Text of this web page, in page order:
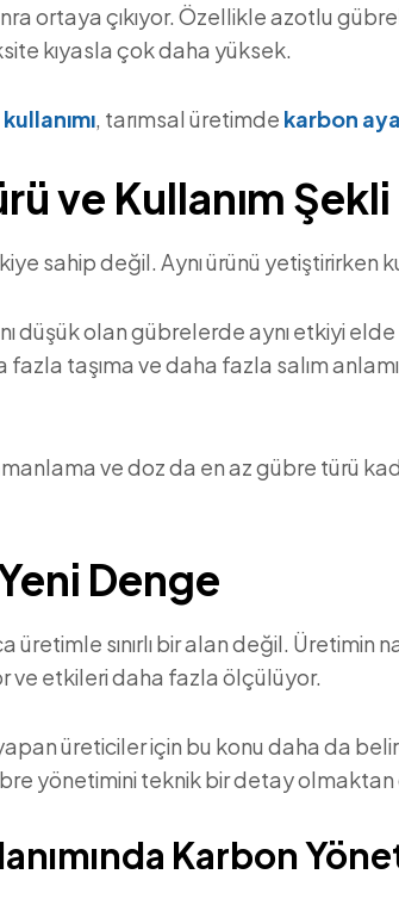
ortaya çıkıyor. Özellikle azotlu
kıyasla çok daha yüksek.
, tarımsal üretimde karbon
ve Kullanım
sahip değil. Aynı ürünü
düşük olan gübrelerde aynı etkiyi
taşıma ve daha fazla salım
ve doz da en az gübre türü
Denge
üretimle sınırlı bir alan değil.
ve etkileri daha fazla ölçülüyor.
üreticiler için bu konu daha da
yönetimini teknik bir detay
Karbon